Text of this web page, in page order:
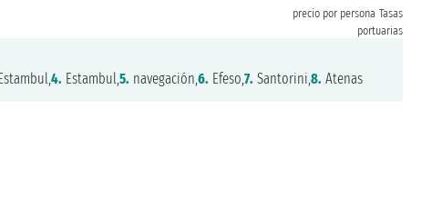
precio por persona Tasas
portuarias
Estambul,4. Estambul,5. navegación,6. Efeso,7. Santorini,8. Atenas